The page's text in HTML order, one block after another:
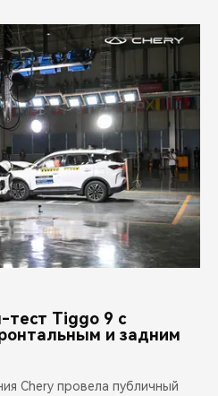
тест Tiggo 9 с
и задним
Chery провела публичный